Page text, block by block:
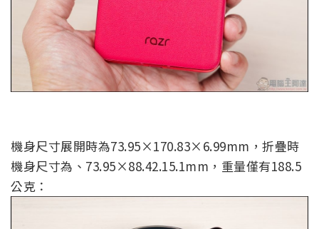
機身尺寸展開時為73.95×170.83×6.99mm，折疊時
機身尺寸為、73.95×88.42.15.1mm，重量僅有188.5
公克：